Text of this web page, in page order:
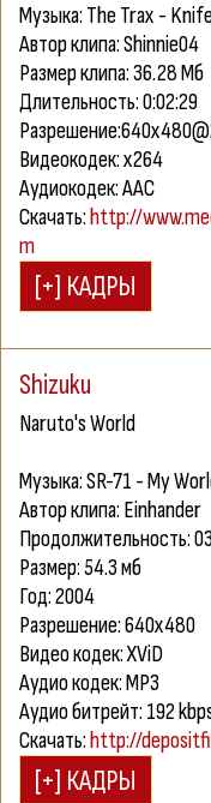
Музыка: The Trax -
Автор клипа: Shinnie04
Размер клипа: 36.28 Мб
Длительность: 0:02:29
Видеокодек: x264
Аудиокодек: AAC
Скачать:http://
m
Shizuku
Naruto's World
Музыка: SR-71 - My
Автор клипа: Einhander
Продолжительность:
Размер: 54.3 мб
Год: 2004
Разрешение: 640x480
Видео кодек: XViD
Аудио кодек: MP3
Аудио битрейт: 192
Скачать:http://